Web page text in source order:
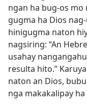
ngan ha bug-os mo
gugma ha Dios
hinigugma naton
nagsiring: “An
usahay
resulta hito.”
naton an Dios,
nga makakalipay